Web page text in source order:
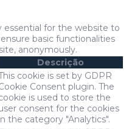
essential for the website to
basic functionalities
anonymously.
Descrição
cookie is set by GDPR
Consent plugin. The
is used to store the
consent for the cookies
the category "Analytics".